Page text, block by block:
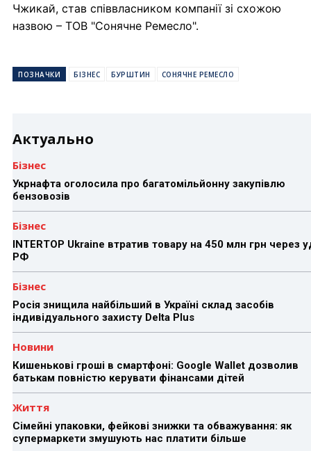
Чжикай, став співвласником компанії зі схожою
назвою – ТОВ "Сонячне Ремесло".
ПОЗНАЧКИ БІЗНЕС БУРШТИН СОНЯЧНЕ РЕМЕСЛО
Актуально
Бізнес
Укрнафта оголосила про багатомільйонну закупівлю
бензовозів
Бізнес
INTERTOP Ukraine втратив товару на 450 млн грн через
РФ
Бізнес
Росія знищила найбільший в Україні склад засобів
індивідуального захисту Delta Plus
Новини
Кишенькові гроші в смартфоні: Google Wallet дозволив
батькам повністю керувати фінансами дітей
Життя
Сімейні упаковки, фейкові знижки та обважування: як
супермаркети змушують нас платити більше